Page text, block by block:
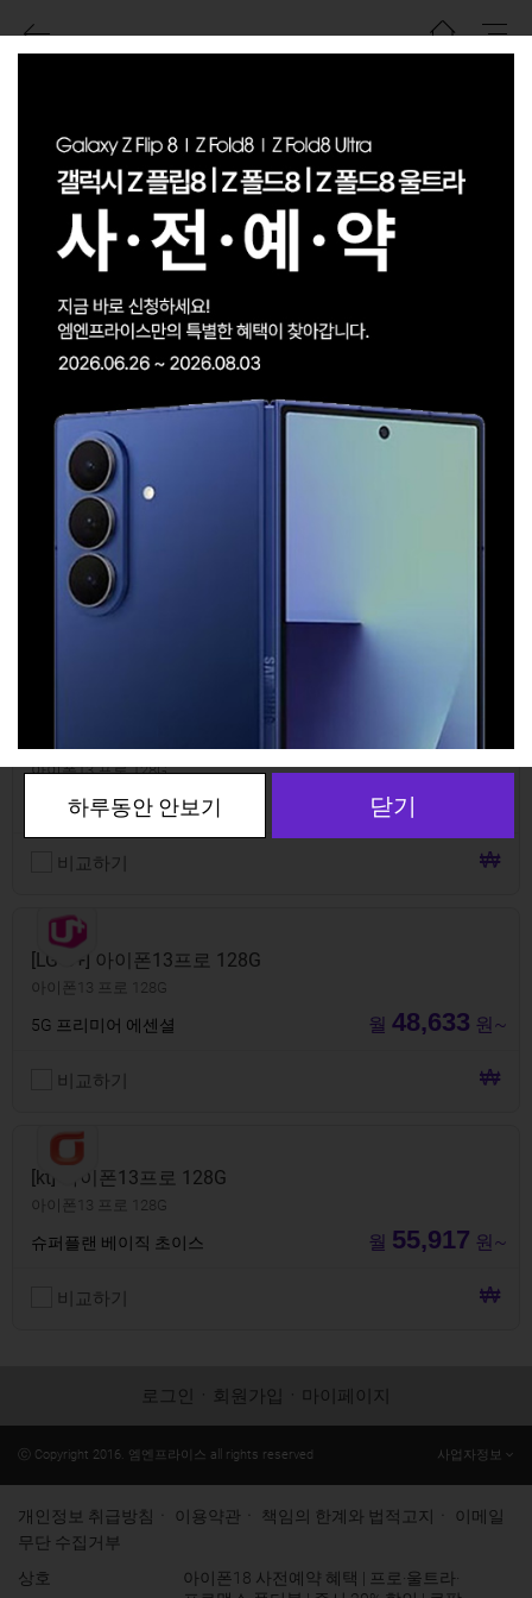
검색결과
M 추천상품
검색결과가 3 건 이 있습니다.
아이폰13 프로 128G
5GX 프라임 월55,917
비교하기
[LG U+] 아이폰13프로 128G
아이폰13 프로 128G
5G 프리미어 에센셜 월 48,633 원~
비교하기
[kt] 아이폰13프로 128G
아이폰13 프로 128G
슈퍼플랜 베이직 초이스 월 55,917 원~
비교하기
로그인 ㆍ 회원가입 ㆍ 마이페이지
ⓒ Copyright 2016. 엠엔프라이스 all rights reserved 사업자정보
개인정보 취급방침 이용약관 책임의 한계와 법적고지
이메일
무단 수집거부
상호
아이폰18 사전예약 혜택 | 프로·울트라·